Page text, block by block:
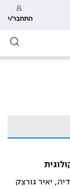
התחבר/י
יאיר גורצק